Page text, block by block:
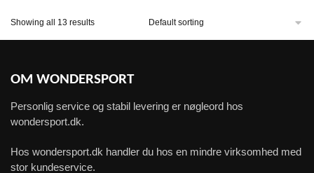
Showing all 13 results
OM WONDERSPORT
Personlig service og stabil levering er nøgleord hos
wondersport.dk.
Hos wondersport.dk handler du hos en mindre virksomhed med
stor kundeservice.